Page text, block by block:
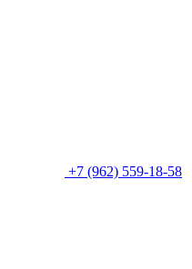
+7 (962) 559-18-58